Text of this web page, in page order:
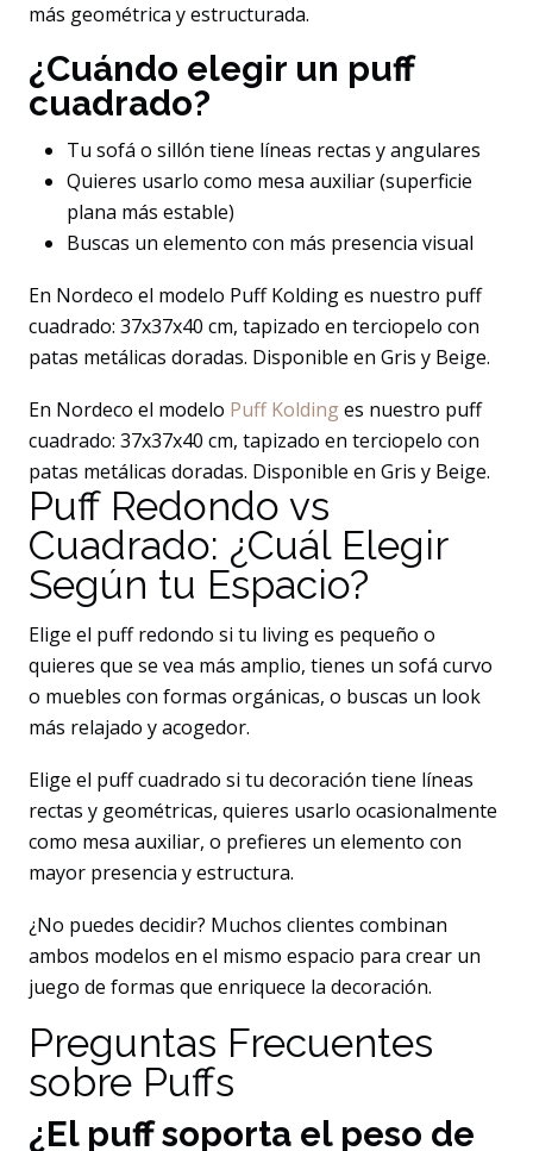
más geométrica y estructurada.
¿Cuándo elegir un puff
cuadrado?
Tu sofá o sillón tiene líneas rectas y angulares
Quieres usarlo como mesa auxiliar (superficie
plana más estable)
Buscas un elemento con más presencia visual
En Nordeco el modelo Puff Kolding es nuestro puff
cuadrado: 37x37x40 cm, tapizado en terciopelo con
patas metálicas doradas. Disponible en Gris y Beige.
En Nordeco el modelo Puff Koldinges nuestro puff
cuadrado: 37x37x40 cm, tapizado en terciopelo con
patas metálicas doradas. Disponible en Gris y Beige.
Puff Redondo vs
Cuadrado: ¿Cuál Elegir
Según tu Espacio?
Elige el puff redondo si tu living es pequeño o
quieres que se vea más amplio, tienes un sofá curvo
o muebles con formas orgánicas, o buscas un look
más relajado y acogedor.
Elige el puff cuadrado si tu decoración tiene líneas
rectas y geométricas, quieres usarlo ocasionalmente
como mesa auxiliar, o prefieres un elemento con
mayor presencia y estructura.
¿No puedes decidir? Muchos clientes combinan
ambos modelos en el mismo espacio para crear un
juego de formas que enriquece la decoración.
Preguntas Frecuentes
sobre Puffs
¿El puff soporta el peso de